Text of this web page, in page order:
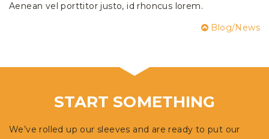
Aenean vel porttitor justo, id rhoncus lorem.
Blog/News
START SOMETHING
We’ve rolled up our sleeves and are ready to put our